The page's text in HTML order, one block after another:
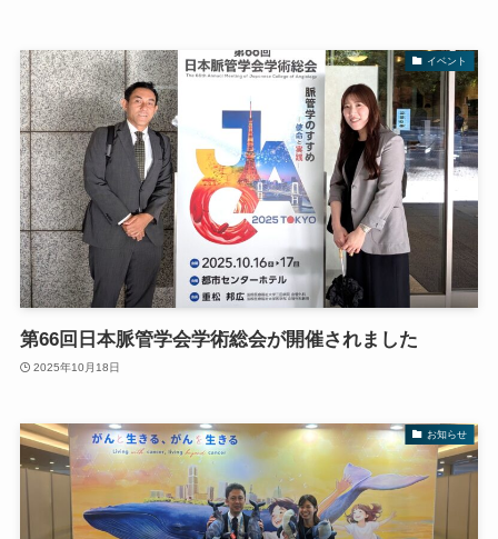
イベント
第66回日本脈管学会学術総会が開催されました
2025年10月18日
お知らせ